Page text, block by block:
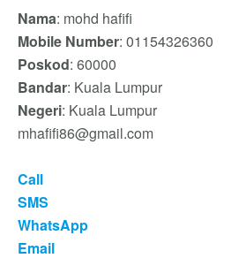
Nama: mohd hafifi
Mobile Number: 01154326360
Poskod: 60000
Bandar: Kuala Lumpur
Negeri: Kuala Lumpur
mhafifi86@gmail.com
Call
SMS
WhatsApp
Email